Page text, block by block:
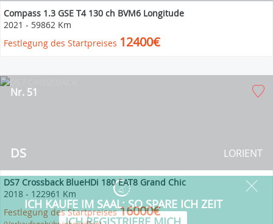
Compass 1.3 GSE T4 130 ch BVM6 Longitude
2021 - 59862 Km
Festlegung des Startpreises 12400€
DS
Nr. 51
LORIENT
DS7 Crossback BlueHDi 180 EAT8 Grand Chic
2018 - 122961 Km
Festlegung des Startpreises 16000€